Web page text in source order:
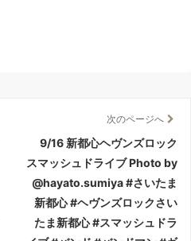
次のページへ
9/16 新都心ヘヴンズロック
スマッシュドライブ Photo by
@hayato.sumiya #さいたま
新都心 #ヘヴンズロックさい
たま新都心 #スマッシュドラ